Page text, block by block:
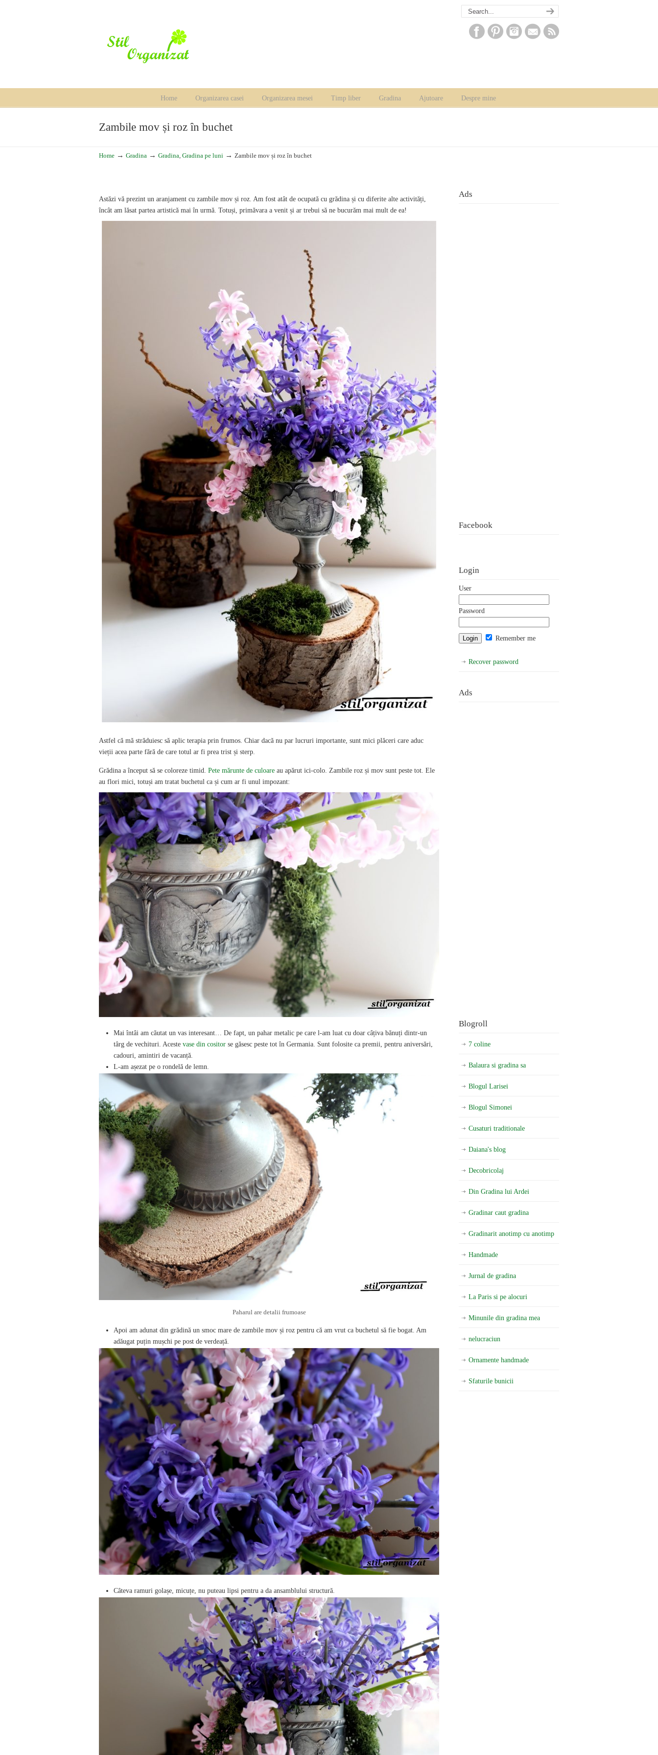
Home Organizarea casei Organizarea mesei Timp liber Gradina Ajutoare Despre mine
Zambile mov și roz în buchet
Home → Gradina → Gradina, Gradina pe luni → Zambile mov și roz în buchet
Astăzi vă prezint un aranjament cu zambile mov și roz. Am fost atât de ocupată cu grădina și cu diferite alte activități,
încât am lăsat partea artistică mai în urmă. Totuși, primăvara a venit și ar trebui să ne bucurăm mai mult de ea!
Astfel că mă străduiesc să aplic terapia prin frumos. Chiar dacă nu par lucruri importante, sunt mici plăceri care aduc
vieții acea parte fără de care totul ar fi prea trist și sterp.
Grădina a început să se coloreze timid. Pete mărunte de culoare au apărut ici-colo. Zambile roz și mov sunt peste tot. Ele
au flori mici, totuși am tratat buchetul ca și cum ar fi unul impozant:
Mai întâi am căutat un vas interesant… De fapt, un pahar metalic pe care l-am luat cu doar câțiva bănuți dintr-un
târg de vechituri. Aceste vase din cositor se găsesc peste tot în Germania. Sunt folosite ca premii, pentru aniversări,
cadouri, amintiri de vacanță.
L-am așezat pe o rondelă de lemn.
Paharul are detalii frumoase
Apoi am adunat din grădină un smoc mare de zambile mov și roz pentru că am vrut ca buchetul să fie bogat. Am
adăugat puțin mușchi pe post de verdeață.
Câteva ramuri golașe, micuțe, nu puteau lipsi pentru a da ansamblului structură.
Ads
Facebook
Login
User
Password
Remember me
Recover password
Ads
Blogroll
7 coline
Balaura si gradina sa
Blogul Larisei
Blogul Simonei
Cusaturi traditionale
Daiana's blog
Decobricolaj
Din Gradina lui Ardei
Gradinar caut gradina
Gradinarit anotimp cu anotimp
Handmade
Jurnal de gradina
La Paris si pe alocuri
Minunile din gradina mea
nelucraciun
Ornamente handmade
Sfaturile bunicii